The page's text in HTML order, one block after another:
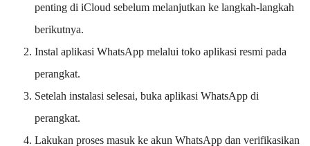
penting di iCloud sebelum melanjutkan ke langkah-langkah
berikutnya.
Instal aplikasi WhatsApp melalui toko aplikasi resmi pada
perangkat.
Setelah instalasi selesai, buka aplikasi WhatsApp di
perangkat.
Lakukan proses masuk ke akun WhatsApp dan verifikasikan